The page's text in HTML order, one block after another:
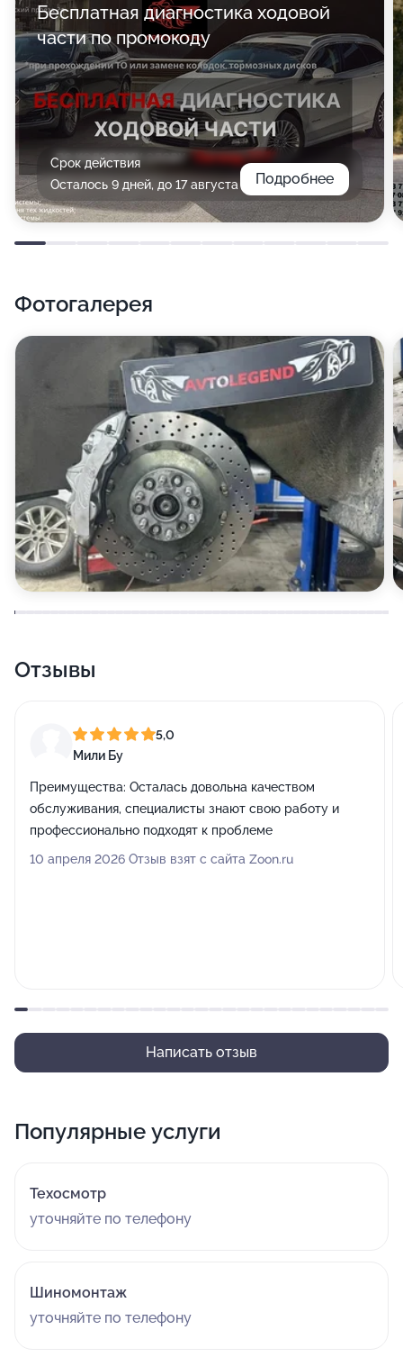
Бесплатная диагностика ходовой
части по промокоду
Срок действия
Осталось 9 дней, до 17 августа
Подробнее
Фотогалерея
Отзывы
5,0
Мили Бу
Преимущества: Осталась довольна качеством
обслуживания, специалисты знают свою работу и
профессионально подходят к проблеме
10 апреля 2026 Отзыв взят с сайта Zoon.ru
Написать отзыв
Популярные услуги
Техосмотр
уточняйте по телефону
Шиномонтаж
уточняйте по телефону